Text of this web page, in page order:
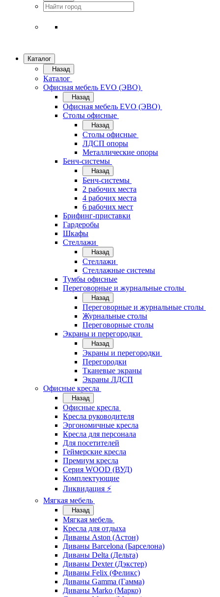
Каталог
Назад
Каталог
Офисная мебель EVO (ЭВО)
Назад
Офисная мебель EVO (ЭВО)
Cтолы офисные
Назад
Cтолы офисные
ЛДСП опоры
Металлические опоры
Бенч-системы
Назад
Бенч-системы
2 рабочих места
4 рабочих места
6 рабочих мест
Брифинг-приставки
Гардеробы
Шкафы
Стеллажи
Назад
Стеллажи
Стеллажные системы
Тумбы офисные
Переговорные и журнальные столы
Назад
Переговорные и журнальные столы
Журнальные столы
Переговорные столы
Экраны и перегородки
Назад
Экраны и перегородки
Перегородки
Тканевые экраны
Экраны ЛДСП
Офисные кресла
Назад
Офисные кресла
Кресла руководителя
Эргономичные кресла
Кресла для персонала
Для посетителей
Геймерские кресла
Премиум кресла
Серия WOOD (ВУД)
Комплектующие
Ликвидация ⚡
Мягкая мебель
Назад
Мягкая мебель
Кресла для отдыха
Диваны Aston (Астон)
Диваны Barcelona (Барселона)
Диваны Delta (Дельта)
Диваны Dexter (Дэкстер)
Диваны Felix (Феликс)
Диваны Gamma (Гамма)
Диваны Marko (Марко)